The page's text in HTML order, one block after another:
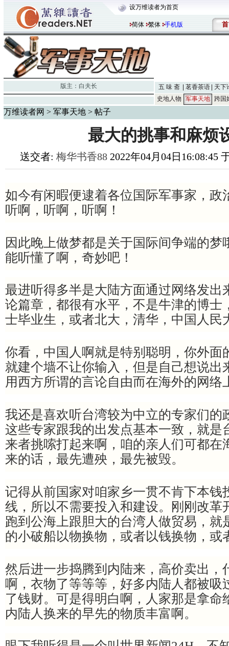
设万维读者为首页
简体 繁体 手机版 首
版主： 白夫长 五 味 斋 茗香茶语
天下
史地人物
军事天地 跨国
万维读者网 > 军事天地 > 帖子
最大的挑事和麻烦
送交者: 梅华书香88 2022年04月04日16:08:45
如今有闲暇便逮着各位国际军事家，政
听啊，听啊，听啊！
因此晚上做梦都是关于国际间争端的梦
能听懂了啊，奇妙吧！
最进听得多半是大陆方面通过网络发出
论篇章，都很有水平，不是牛津的博士
士毕业生，或者北大，清华，中国人民
你看，中国人啊就是特别聪明，你外面
就建个墙不让你输入，但是自己想说出
用西方所谓的言论自由而在海外的网络
我还是喜欢听台湾较为中立的专家们的
这些专家跟我的出发点基本一致，就是
来者挑嗦打起来啊，咱的亲人们可都在
来的话，最先遭殃，最先被毁。
记得从前国家对咱家乡一贯不肯下本钱
线，所以不需要投入和建设。刚刚改革
跑到公海上跟胆大的台湾人做贸易，就
的小破船以物换物，或者以钱换物，或
然后进一步捣腾到内陆来，高价卖出，
啊，衣物了等等等，好多内陆人都被吸
了钱财。可是得明白啊，人家那是拿命
内陆人换来的早先的物质丰富啊。